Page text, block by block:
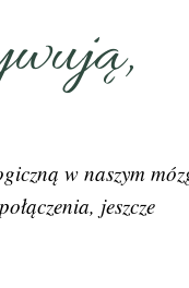
w naszym
jeszcze